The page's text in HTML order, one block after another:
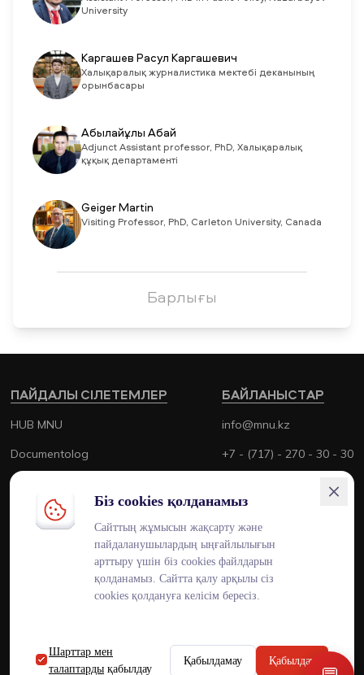
University
Каргашев Расул Каргашевич
Халықаралық журналистика мектебі деканының
орынбасары
Абылайұлы Абай
Adjunct Assistant professor, PhD, Халықаралық
құқық департаменті
Geiger Martin
Visiting Professor, PhD, Carleton University, Canada
Барлығы
ENG KAZ
БАЙЛАНЫСТАР
info@mnu.kz
+7 - (717) - 270 - 30 - 30
+7 - (700) - 170 - 30 - 30
ПАЙДАЛЫ СІЛЕТЕМЛЕР
HUB MNU
Documentolog
Canvas
Platonus
Біз cookies қолданамыз
Сайттың жұмысын жақсарту және
пайдаланушылардың ыңғайлылығын
арттыру үшін біз cookies файлдарын
қолданамыз. Сайтта қалу арқылы сіз
cookies қолдануға келісім бересіз.
Шарттар мен
талаптарды қабылдау
Қабылдамау Қабылдау